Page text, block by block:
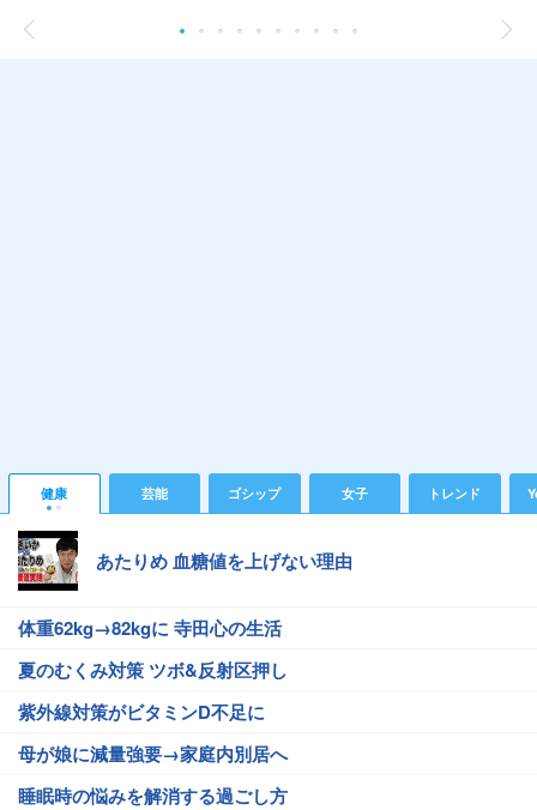
健康 芸能 ゴシップ 女子 トレンド
あたりめ 血糖値を上げない理由
体重62kg→82kgに 寺田心の生活
夏のむくみ対策 ツボ&反射区押し
紫外線対策がビタミンD不足に
母が娘に減量強要→家庭内別居へ
睡眠時の悩みを解消する過ごし方